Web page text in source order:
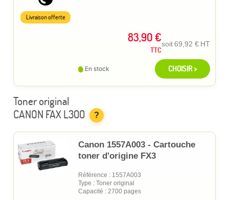
83,90 €
TTC
soit69,92 € HT
Livraison offerte
En stock CHOISIR >
Toner original
CANON FAX L300
?
Canon 1557A003 - Cartouche
toner d'origine FX3
Référence : 1557A003
Type : Toner original
Capacité : 2700 pages